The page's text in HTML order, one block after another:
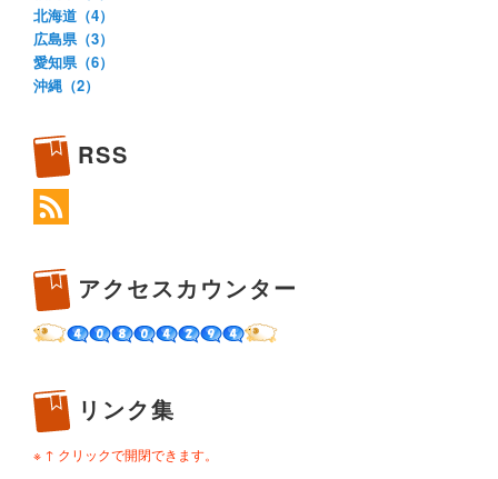
北海道（4）
広島県（3）
愛知県（6）
沖縄（2）
RSS
アクセスカウンター
リンク集
※ ↑ クリックで開閉できます。